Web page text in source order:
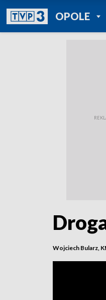
OPOLE
POWRÓT
TVP
Wojciech Bularz,